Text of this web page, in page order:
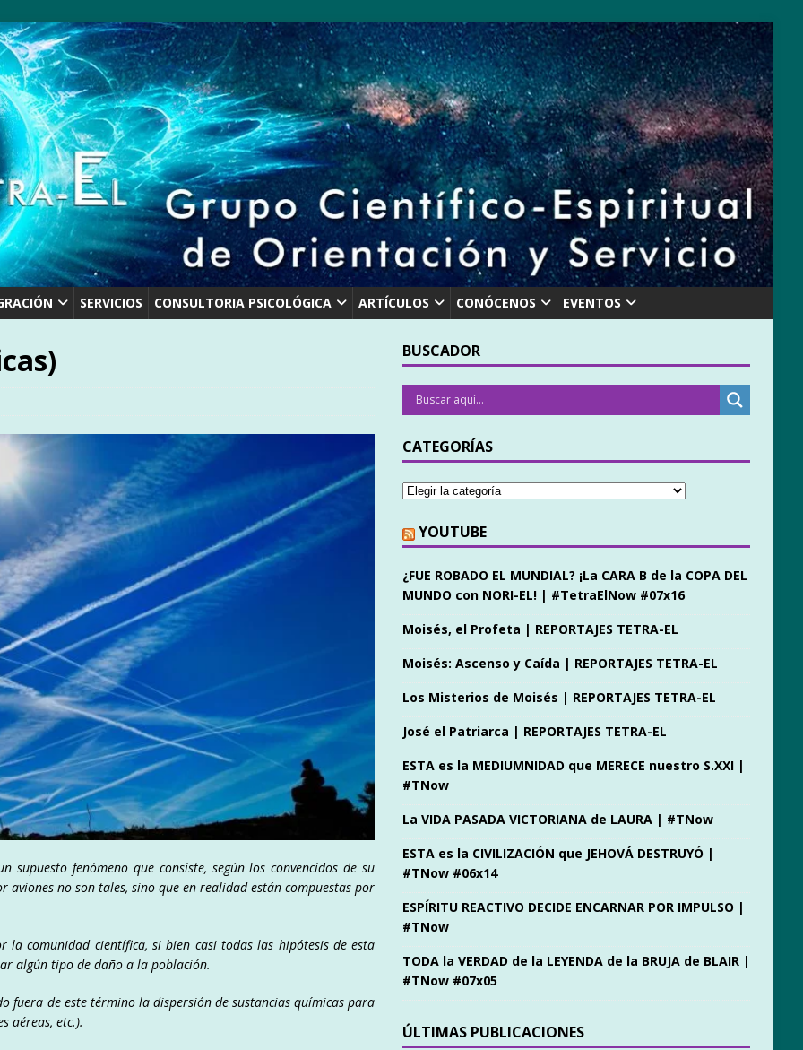
SERVICIOS CONSULTORIA PSICOLÓGICA ARTÍCULOS CONÓCENOS EVENTOS
supuesto fenómeno que consiste, según los convencidos de su
aviones no son tales, sino que en realidad están compuestas por
la comunidad científica, si bien casi todas las hipótesis de esta
algún tipo de daño a la población.
fuera de este término la dispersión de sustancias químicas para
aéreas, etc.).
BUSCADOR
CATEGORÍAS
YOUTUBE
¿FUE ROBADO EL MUNDIAL? ¡La CARA B de la COPA DEL
MUNDO con NORI-EL! | #TetraElNow #07x16
Moisés, el Profeta | REPORTAJES TETRA-EL
Moisés: Ascenso y Caída | REPORTAJES TETRA-EL
Los Misterios de Moisés | REPORTAJES TETRA-EL
José el Patriarca | REPORTAJES TETRA-EL
ESTA es la MEDIUMNIDAD que MERECE nuestro S.XXI |
#TNow
La VIDA PASADA VICTORIANA de LAURA | #TNow
ESTA es la CIVILIZACIÓN que JEHOVÁ DESTRUYÓ |
#TNow #06x14
ESPÍRITU REACTIVO DECIDE ENCARNAR POR IMPULSO |
#TNow
TODA la VERDAD de la LEYENDA de la BRUJA de BLAIR |
#TNow #07x05
ÚLTIMAS PUBLICACIONES